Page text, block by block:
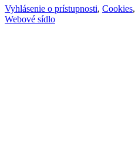
Vyhlásenie o prístupnosti, Cookies,
Webové sídlo